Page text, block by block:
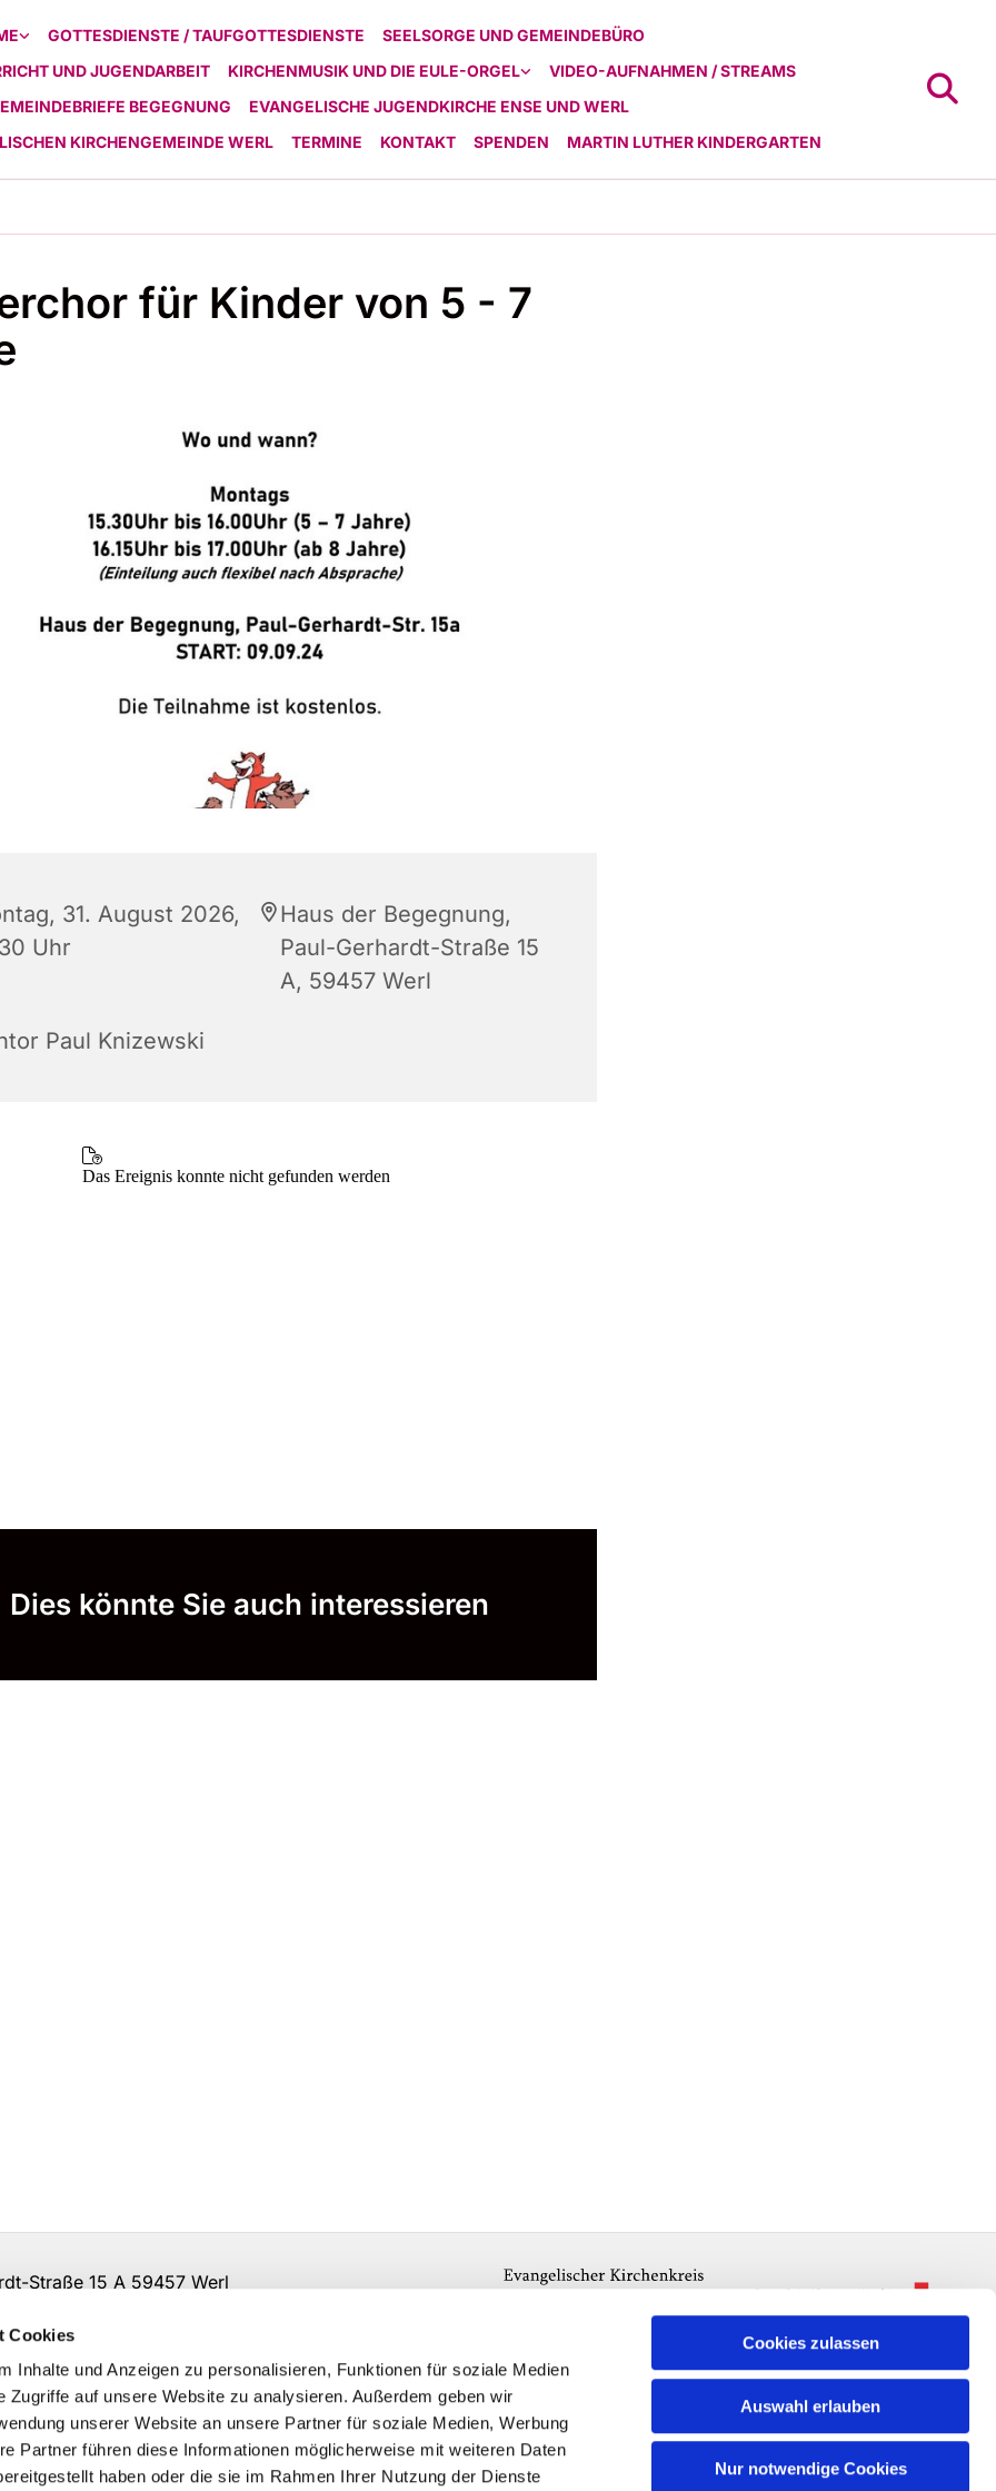
Cookies
Inhalte und Anzeigen zu personalisieren, Funktionen für soziale Medien
Zugriffe auf unsere Website zu analysieren. Außerdem geben wir
unserer Website an unsere Partner für soziale Medien, Werbung
Partner führen diese Informationen möglicherweise mit weiteren Daten
haben oder die sie im Rahmen Ihrer Nutzung der Dienste
Cookies zulassen
Auswahl erlauben
Nur notwendige Cookies
GOTTESDIENSTE / TAUFGOTTESDIENSTE
SEELSORGE UND GEMEINDEBÜRO
UND JUGENDARBEIT
KIRCHENMUSIK UND DIE EULE-ORGEL
VIDEO-AUFNAHMEN / STREAMS
BEGEGNUNG
EVANGELISCHE JUGENDKIRCHE ENSE UND WERL
KIRCHENGEMEINDE WERL
TERMINE KONTAKT SPENDEN MARTIN LUTHER KINDERGARTEN
für Kinder von 5 - 7
31. August 2026,
Uhr
Haus der Begegnung,
Paul-Gerhardt-Straße 15
A, 59457 Werl
Paul Knizewski
Dies könnte Sie auch interessieren
Straße 15 A 59457 Werl